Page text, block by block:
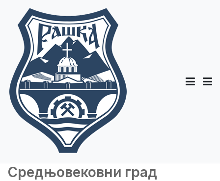
Средњовековни град